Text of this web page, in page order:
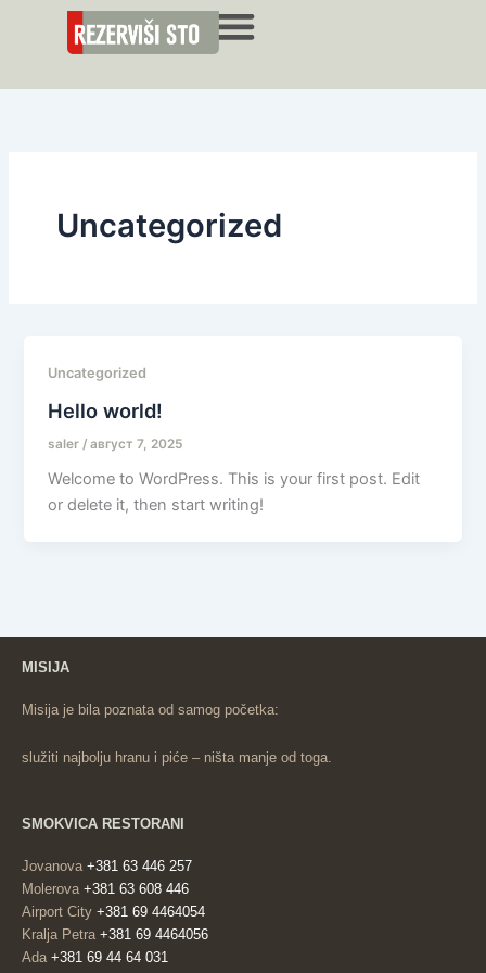
Uncategorized
Uncategorized
Hello world!
saler /август 7, 2025
Welcome to WordPress. This is your first post. Edit
or delete it, then start writing!
MISIJA
Misija je bila poznata od samog početka:
služiti najbolju hranu i piće – ništa manje od toga.
SMOKVICA RESTORANI
Jovanova +381 63 446 257
Molerova +381 63 608 446
Airport City +381 69 4464054
Kralja Petra +381 69 4464056
Ada +381 69 44 64 031